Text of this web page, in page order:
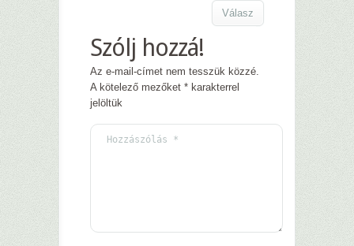
Válasz
Szólj hozzá!
Az e-mail-címet nem tesszük közzé.
A kötelező mezőket * karakterrel
jelöltük